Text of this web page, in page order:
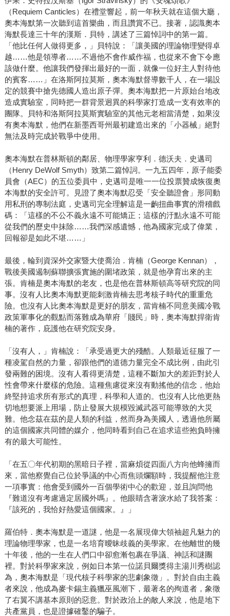
（Requiem Canticles）在禮堂響起，前一年秋天就在這個大廳，
奧本海默第一次聽到這首樂曲，而且讚賞不已。接著，認識奧本
海默長達三十年的漢斯．貝特，講述了三篇悼詞中的第一篇。
「他比任何人做得更多，」貝特說：「讓美國的理論物理變得卓
越……他是領導者……不過他不會作威作福，也從來不會下令應
該做什麼。他讓我們發揮出最好的一面，就像一位好主人對待他
的賓客……」在洛斯阿拉莫斯，奧本海默督導數千人，在一場設
定的競賽中搶先德國人造出原子彈。奧本海默把一片原始台地改
造成實驗室，同時把一群背景迥異的科學家打造成一支有效率的
團隊。貝特和洛斯阿拉莫斯實驗室的其他元老相當清楚，如果沒
有奧本海默，他們在新墨西哥州最初建造出來的「小器械」絕對
無法及時完成於戰爭中使用。
奧本海默在普林斯頓的鄰居、物理學家亨利．德沃夫．史邁司
（Henry DeWolf Smyth）致第二篇悼詞。一九五四年，原子能委
員會（AEC）的五位委員中，史邁司是唯一一位投票贊成恢復奧
本海默的安全許可。見證了奧本海默忍受「安全聽證會」形同動
用私刑的專制法庭，史邁司完全理解這是一齣扭曲事實的滑稽戲
碼：「這樣的不公不義永遠不可能矯正；這樣的汙點永遠不可能
從我們的歷史中抹除……我們深感遺憾，他為國家完成了偉業，
回報卻是如此不堪……」
最後，輪到資深外交家暨大使喬治．肯楠（George Kennan），
戰後美國遏制蘇聯擴張實施的圍堵政策，就是他孕育出來的主
張。肯楠是奧本海默的老友，也是他在普林斯頓高等研究院的同
事。沒有人比奧本海默更能刺激肯楠去思考核子時代的重重危
險。也沒有人比奧本海默是更好的朋友，當肯楠不同意美國冷戰
政策軍事化的觀點而落難成為華府「賤民」時，奧本海默捍衛肯
楠的著作，庇護他在研究院安身。
「沒有人，」肯楠說：「承受過更大的殘酷。人類最近征服了一
種凌駕自然的力量，卻跟他們的道德力量完全不成比例，由此引
發兩難的困境。沒有人看得更清楚，這種不斷加大的差距對於人
性會帶來什麼樣的危險。這種焦慮從來沒有動搖他的信念，他始
終堅持追求所有形式的真理，科學和人道的。也沒有人比他更熱
切地想要派上用場，防止發展大規模毀滅武器可能導致的大災
難。他念茲在茲的是人類的利益，然而身為美國人，透過他所屬
的這個國家共同體的媒介，他同時看到自己在追求這些抱負時擁
有的最大可能性。
「在五〇年代初期的黑暗日子裡，當麻煩從四面八方向他蜂擁而
來，當他察覺自己位於爭議的中心而焦頭爛額時，我提醒他注意
一項事實：他會受到國外一百個學術中心的歡迎，並且詢問他
『難道沒有考慮過定居國外嗎』。他眼睛含著淚水給了我答案：
『該死的，我恰好熱愛這個國家。』」
羅伯特．奧本海默是一道謎，他是一名展現偉大領袖超凡魅力的
理論物理學家，也是一名培育曖昧歧義的美學家。在他離世的幾
十年後，他的一生在人們口中卻愈漸包裹在爭議、神話和謎團
裡。對於科學家來說，例如日本第一位諾貝爾獎得主湯川秀樹認
為，奧本海默是「現代核子科學家的悲劇象徵」。對於自由主義
者來說，他成為麥卡錫主義獵巫風潮下，最著名的殉道者，象徵
了右翼不講基本原則的惡意。對於政治上的敵人來說，他是地下
共產黨員，也是證據確鑿的騙子。